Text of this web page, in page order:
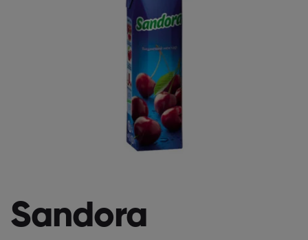
Sandora